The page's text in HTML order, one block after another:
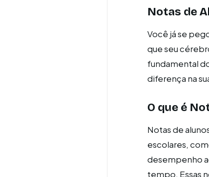
Notas de
Você já se
que seu
fundamental
diferença na
O que é
Notas de
escolares,
desempenho
tempo. Essas